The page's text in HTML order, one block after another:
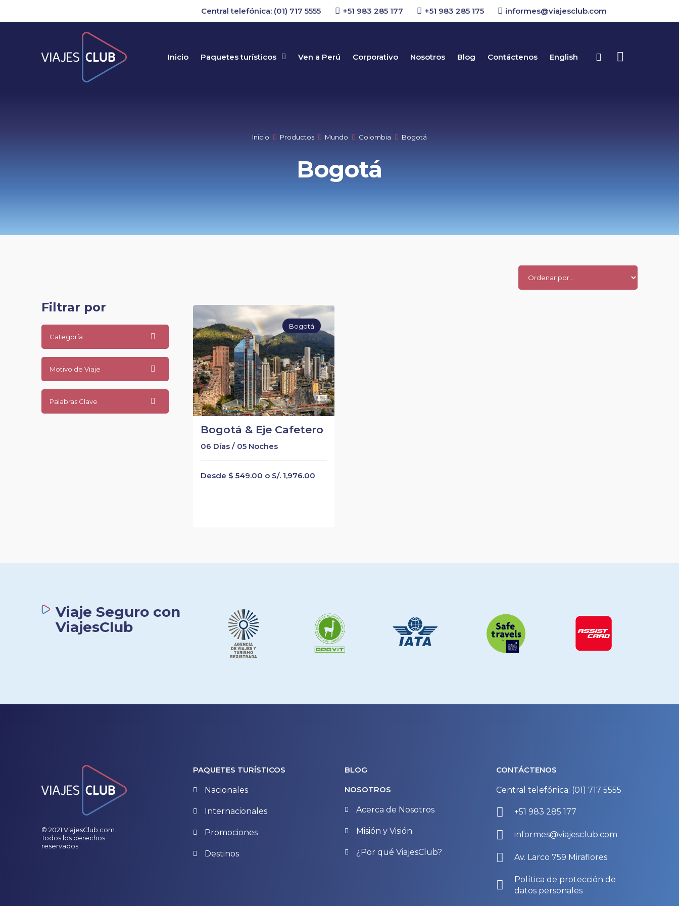
Central telefónica: (01) 717 5555 +51 983 285 177 +51 983 285 175 informes@viajesclub.com
Inicio Paquetes turísticos Ven a Perú Corporativo Nosotros Blog Contáctenos English
Inicio Productos Mundo Colombia Bogotá
Bogotá
Filtrar por
Categoría
Motivo de Viaje
Palabras Clave
Bogotá & Eje Cafetero
06 Días / 05 Noches
Desde $ 549.00 o S/. 1,976.00
Bogotá
Viaje Seguro con
ViajesClub
© 2021 ViajesClub.com.
Todos los derechos
reservados.
PAQUETES TURÍSTICOS
Nacionales
Internacionales
Promociones
Destinos
BLOG
NOSOTROS
Acerca de Nosotros
Misión y Visión
¿Por qué ViajesClub?
CONTÁCTENOS
Central telefónica: (01) 717 5555
+51 983 285 177
informes@viajesclub.com
Av. Larco 759 Miraflores
Política de protección de
datos personales